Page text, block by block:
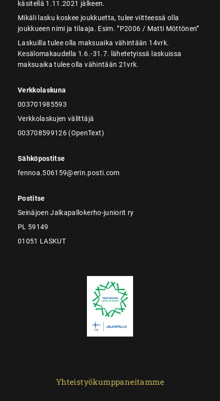
käsitellä 1.11.2021 jälkeen.
Mikäli lasku koskee joukkuetta, tulee viitteessä olla
joukkueen nimi ja tilaaja. Esim. ”P2006 / Matti Möttönen”
Laskuilla tulee olla maksuaika vähintään 14vrk.
Kesälomakaudella 1.6.-31.7. lähetetyissä laskuissa
maksuaika tulee olla vähintään 21vrk.
Verkkolaskuna
003701985593
Verkkolaskujen välittäjä
003708599126 (OpenText)
Sähköpostitse
fennoa.506159@erin.posti.com
Postitse
Seinäjoen Jalkapallokerho-juniorit ry
PL 59149
01051 LASKUT
Yhteistyökumppaneitamme